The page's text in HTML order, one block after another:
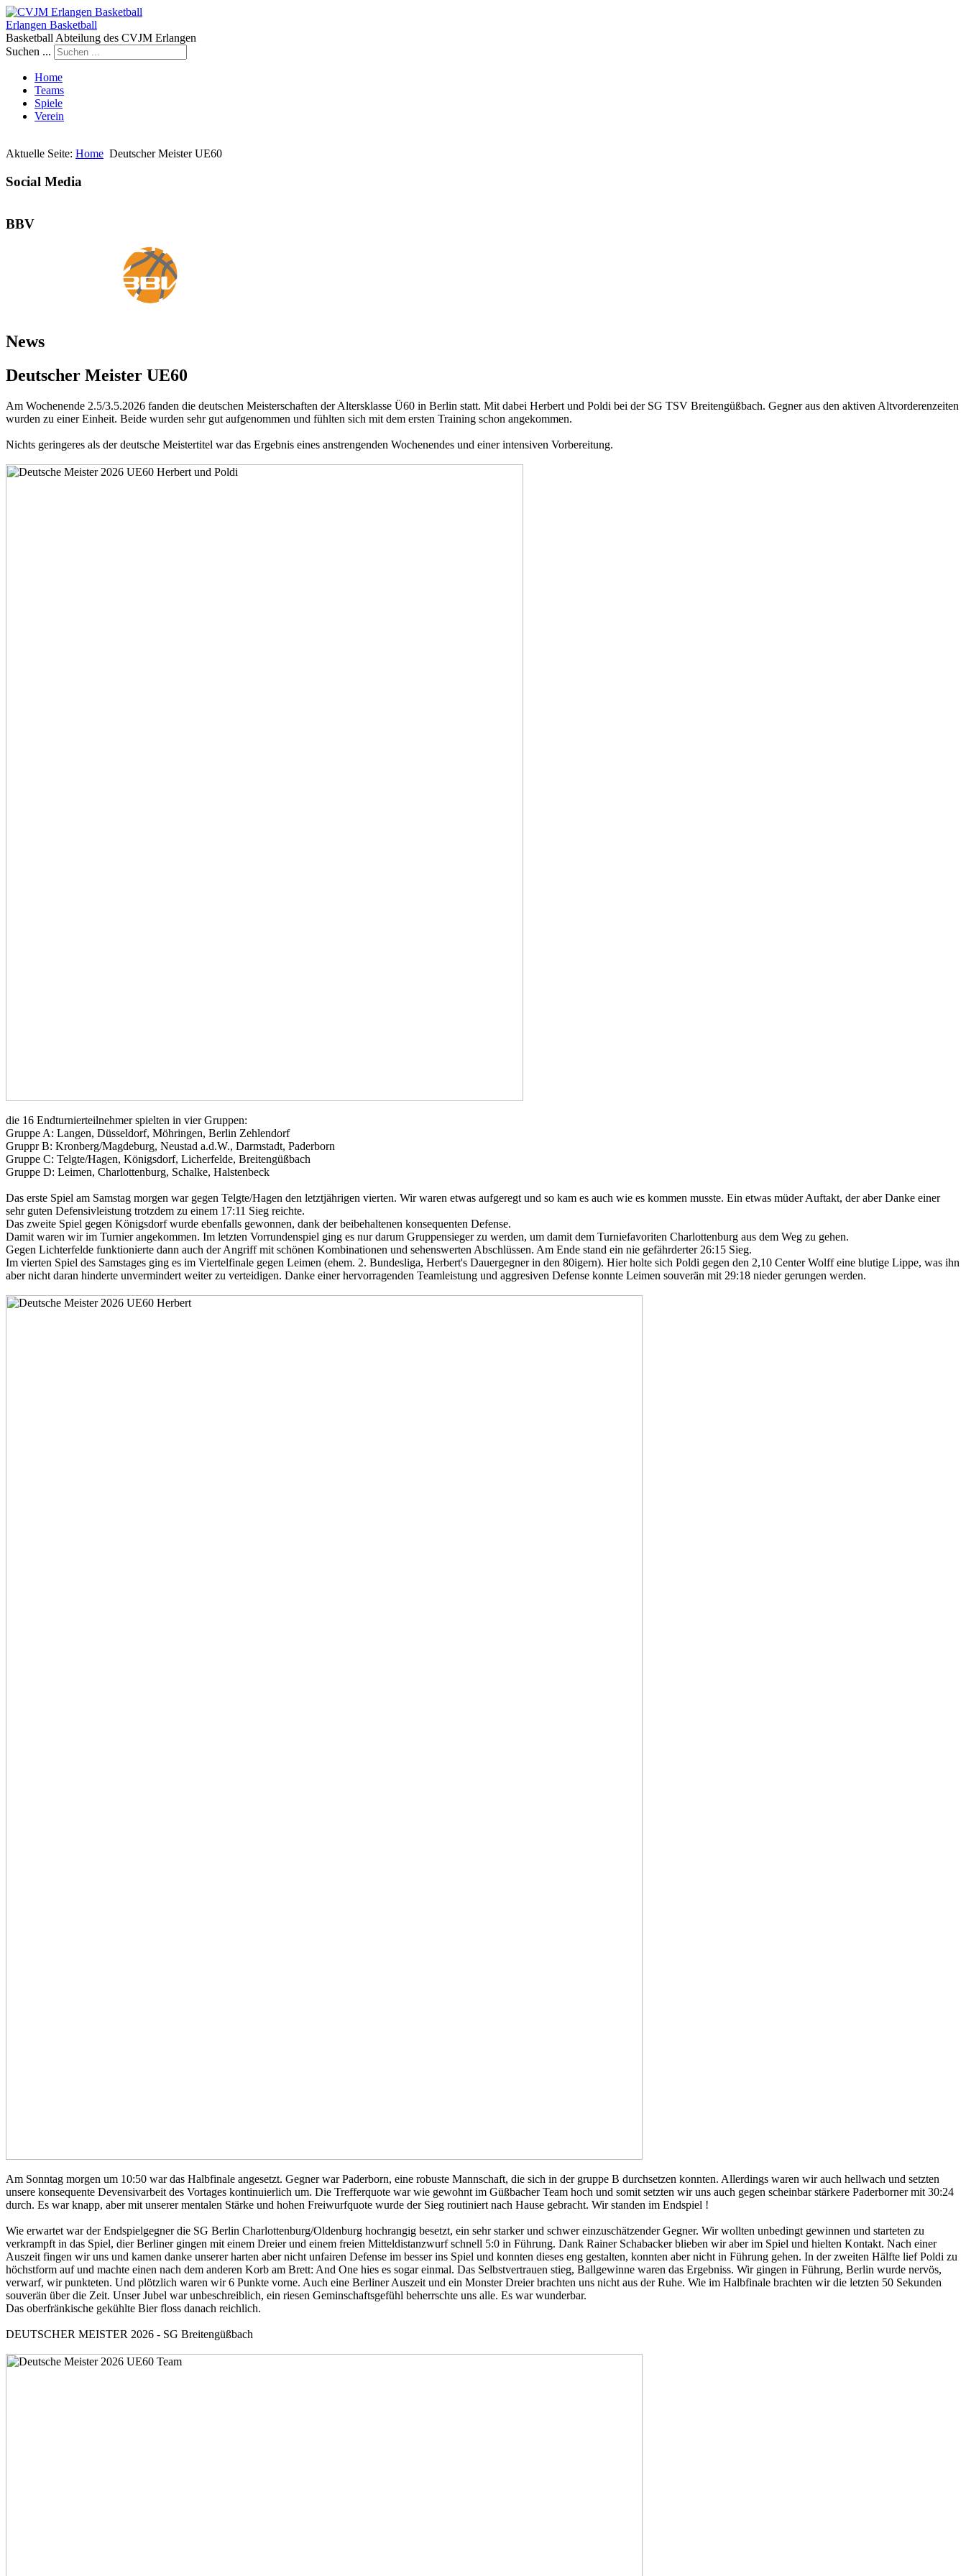
Erlangen Basketball
Basketball Abteilung des CVJM Erlangen
Suchen ...
Home
Teams
Spiele
Verein
Aktuelle Seite: Home Deutscher Meister UE60
Social Media
BBV
News
Deutscher Meister UE60
Am Wochenende 2.5/3.5.2026 fanden die deutschen Meisterschaften der Altersklasse Ü60 in Berlin statt. Mit dabei Herbert und Poldi bei der SG TSV Breitengüßbach. Gegner aus den aktiven Altvorderenzeiten
wurden zu einer Einheit. Beide wurden sehr gut aufgenommen und fühlten sich mit dem ersten Training schon angekommen.
Nichts geringeres als der deutsche Meistertitel war das Ergebnis eines anstrengenden Wochenendes und einer intensiven Vorbereitung.
die 16 Endturnierteilnehmer spielten in vier Gruppen:
Gruppe A: Langen, Düsseldorf, Möhringen, Berlin Zehlendorf
Gruppr B: Kronberg/Magdeburg, Neustad a.d.W., Darmstadt, Paderborn
Gruppe C: Telgte/Hagen, Königsdorf, Licherfelde, Breitengüßbach
Gruppe D: Leimen, Charlottenburg, Schalke, Halstenbeck
Das erste Spiel am Samstag morgen war gegen Telgte/Hagen den letztjährigen vierten. Wir waren etwas aufgeregt und so kam es auch wie es kommen musste. Ein etwas müder Auftakt, der aber Danke einer
sehr guten Defensivleistung trotzdem zu einem 17:11 Sieg reichte.
Das zweite Spiel gegen Königsdorf wurde ebenfalls gewonnen, dank der beibehaltenen konsequenten Defense.
Damit waren wir im Turnier angekommen. Im letzten Vorrundenspiel ging es nur darum Gruppensieger zu werden, um damit dem Turniefavoriten Charlottenburg aus dem Weg zu gehen.
Gegen Lichterfelde funktionierte dann auch der Angriff mit schönen Kombinationen und sehenswerten Abschlüssen. Am Ende stand ein nie gefährderter 26:15 Sieg.
Im vierten Spiel des Samstages ging es im Viertelfinale gegen Leimen (ehem. 2. Bundesliga, Herbert's Dauergegner in den 80igern). Hier holte sich Poldi gegen den 2,10 Center Wolff eine blutige Lippe, was ihn
aber nicht daran hinderte unvermindert weiter zu verteidigen. Danke einer hervorragenden Teamleistung und aggresiven Defense konnte Leimen souverän mit 29:18 nieder gerungen werden.
Am Sonntag morgen um 10:50 war das Halbfinale angesetzt. Gegner war Paderborn, eine robuste Mannschaft, die sich in der gruppe B durchsetzen konnten. Allerdings waren wir auch hellwach und setzten
unsere konsequente Devensivarbeit des Vortages kontinuierlich um. Die Trefferquote war wie gewohnt im Güßbacher Team hoch und somit setzten wir uns auch gegen scheinbar stärkere Paderborner mit 30:24
durch. Es war knapp, aber mit unserer mentalen Stärke und hohen Freiwurfquote wurde der Sieg routiniert nach Hause gebracht. Wir standen im Endspiel !
Wie erwartet war der Endspielgegner die SG Berlin Charlottenburg/Oldenburg hochrangig besetzt, ein sehr starker und schwer einzuschätzender Gegner. Wir wollten unbedingt gewinnen und starteten zu
verkrampft in das Spiel, dier Berliner gingen mit einem Dreier und einem freien Mitteldistanzwurf schnell 5:0 in Führung. Dank Rainer Schabacker blieben wir aber im Spiel und hielten Kontakt. Nach einer
Auszeit fingen wir uns und kamen danke unserer harten aber nicht unfairen Defense im besser ins Spiel und konnten dieses eng gestalten, konnten aber nicht in Führung gehen. In der zweiten Hälfte lief Poldi zu
höchstform auf und machte einen nach dem anderen Korb am Brett: And One hies es sogar einmal. Das Selbstvertrauen stieg, Ballgewinne waren das Ergebniss. Wir gingen in Führung, Berlin wurde nervös,
verwarf, wir punkteten. Und plötzlich waren wir 6 Punkte vorne. Auch eine Berliner Auszeit und ein Monster Dreier brachten uns nicht aus der Ruhe. Wie im Halbfinale brachten wir die letzten 50 Sekunden
souverän über die Zeit. Unser Jubel war unbeschreiblich, ein riesen Geminschaftsgefühl beherrschte uns alle. Es war wunderbar.
Das oberfränkische gekühlte Bier floss danach reichlich.
DEUTSCHER MEISTER 2026 - SG Breitengüßbach